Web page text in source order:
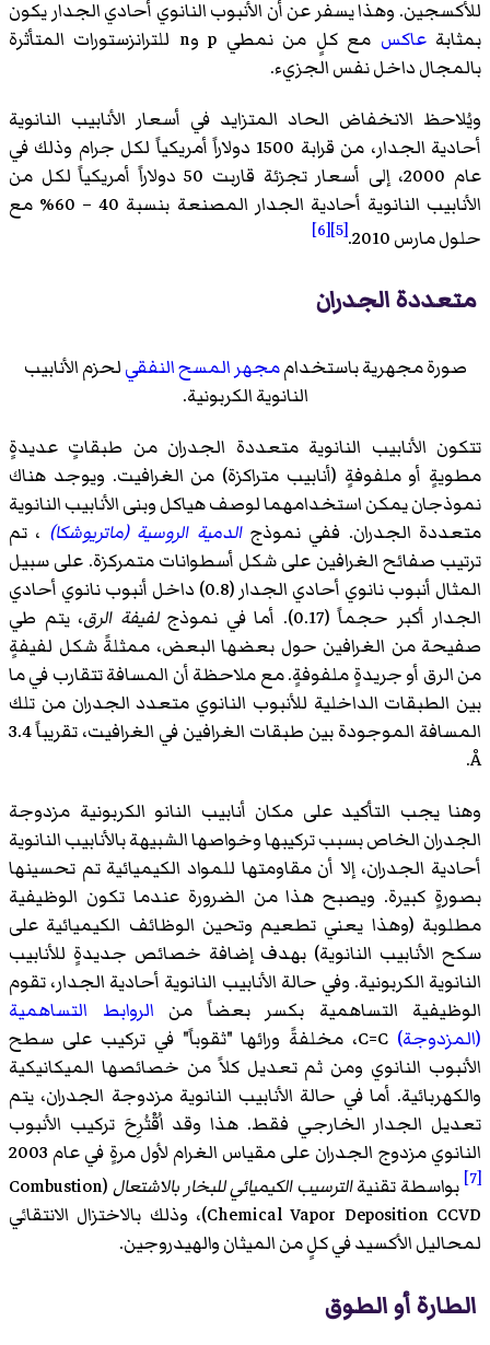
للأكسجين. وهذا يسفر عن أن الأنبوب النانوي أحادي الجدار يكون
بمثابةعاكس
مع كلٍ من نمطي p وn للترانزستورات المتأثرة
بالمجال داخل نفس الجزيء.
ويُلاحظ الانخفاض الحاد المتزايد في أسعار الأنابيب النانوية
أحادية الجدار، من قرابة 1500 دولاراً أمريكياً لكل جرام وذلك في
عام 2000، إلى أسعار تجزئة قاربت 50 دولاراً أمريكياً لكل من
الأنابيب النانوية أحادية الجدار المصنعة بنسبة 40 – 60% مع
حلول مارس 2010.
[5]
[6]
متعددة الجدران
صورة مجهرية باستخداممجهر المسح النفقيلحزم الأنابيب
النانوية الكربونية.
تتكون الأنابيب النانوية متعددة الجدران من طبقاتٍ عديدةٍ
مطويةٍ أو ملفوفةٍ (أنابيب متراكزة) من الغرافيت. ويوجد هناك
نموذجان يمكن استخدامهما لوصف هياكل وبنى الأنابيب النانوية
متعددة الجدران. ففي نموذجالدمية الروسية (ماتريوشكا) ، تم
ترتيب صفائح الغرافين على شكل أسطوانات متمركزة. على سبيل
المثال أنبوب نانوي أحادي الجدار (0.8) داخل أنبوب نانوي أحادي
الجدار أكبر حجماً (0.17). أما في نموذج
لفيفة الرق، يتم طي
صفيحة من الغرافين حول بعضها البعض، ممثلةً شكل لفيفةٍ
من الرق أو جريدةٍ ملفوفةٍ. مع ملاحظة أن المسافة تتقارب في ما
بين الطبقات الداخلية للأنبوب النانوي متعدد الجدران من تلك
المسافة الموجودة بين طبقات الغرافين في الغرافيت، تقريباً 3.4
Å.
وهنا يجب التأكيد على مكان أنابيب النانو الكربونية مزدوجة
الجدران الخاص بسبب تركيبها وخواصها الشبيهة بالأنابيب النانوية
أحادية الجدران، إلا أن مقاومتها للمواد الكيميائية تم تحسينها
بصورةٍ كبيرة. ويصبح هذا من الضرورة عندما تكون الوظيفية
مطلوبة (وهذا يعني تطعيم وتحين الوظائف الكيميائية على
سكح الأنابيب النانوية) بهدف إضافة خصائص جديدةٍ للأنابيب
النانوية الكربونية. وفي حالة الأنابيب النانوية أحادية الجدار، تقوم
الوظيفية التساهمية بكسر بعضاً من الروابط التساهمية
(المزدوجة)
C=C، مخلفةً ورائها "ثقوباً" في تركيب على سطح
الأنبوب النانوي ومن ثم تعديل كلاً من خصائصها الميكانيكية
والكهربائية. أما في حالة الأنابيب النانوية مزدوجة الجدران، يتم
تعديل الجدار الخارجي فقط. هذا وقد اُقْتُرِحَ تركيب الأنبوب
النانوي مزدوج الجدران على مقياس الغرام لأول مرةٍ في عام 2003
[7] بواسطة تقنيةالترسيب الكيميائي للبخار بالاشتعال(
Combustion
Chemical Vapor Deposition CCVD)‏، وذلك بالاختزال الانتقائي
لمحاليل الأكسيد في كلٍ من الميثان والهيدروجين.
الطارة أو الطوق